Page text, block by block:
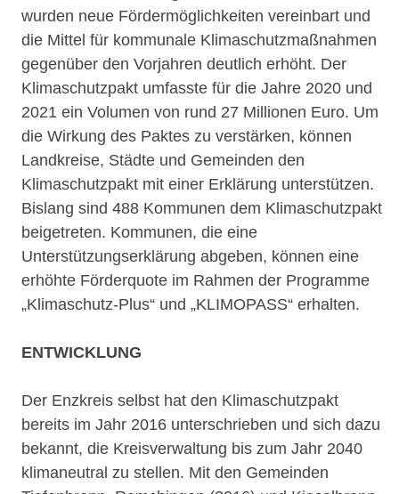
wurden neue Fördermöglichkeiten vereinbart und
die Mittel für kommunale Klimaschutzmaßnahmen
gegenüber den Vorjahren deutlich erhöht. Der
Klimaschutzpakt umfasste für die Jahre 2020 und
2021 ein Volumen von rund 27 Millionen Euro. Um
die Wirkung des Paktes zu verstärken, können
Landkreise, Städte und Gemeinden den
Klimaschutzpakt mit einer Erklärung unterstützen.
Bislang sind 488 Kommunen dem Klimaschutzpakt
beigetreten. Kommunen, die eine
Unterstützungserklärung abgeben, können eine
erhöhte Förderquote im Rahmen der Programme
„Klimaschutz-Plus“ und „KLIMOPASS“ erhalten.
ENTWICKLUNG
Der Enzkreis selbst hat den Klimaschutzpakt
bereits im Jahr 2016 unterschrieben und sich dazu
bekannt, die Kreisverwaltung bis zum Jahr 2040
klimaneutral zu stellen. Mit den Gemeinden